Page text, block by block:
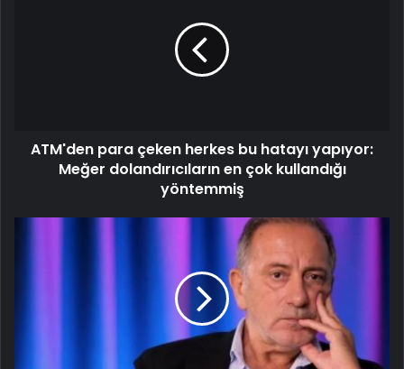
ATM'den para çeken herkes bu hatayı yapıyor:
Meğer dolandırıcıların en çok kullandığı
yöntemmiş